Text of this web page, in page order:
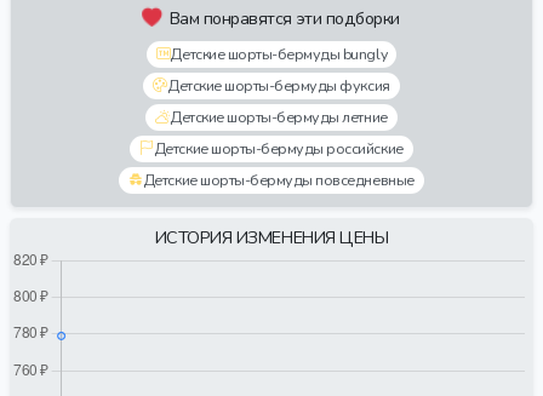
Вам понравятся эти подборки
Детские шорты-бермуды bungly
Детские шорты-бермуды фуксия
Детские шорты-бермуды летние
Детские шорты-бермуды российские
Детские шорты-бермуды повседневные
ИСТОРИЯ ИЗМЕНЕНИЯ ЦЕНЫ